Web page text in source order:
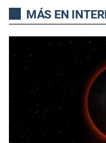
MÁS EN